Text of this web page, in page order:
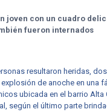
joven con un cuadro
fueron internados
resultaron heridas,
de anoche en una
ubicada en el barrio Alta
según el último parte